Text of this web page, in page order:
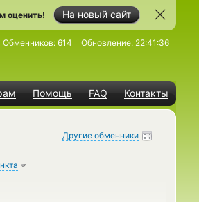
На новый сайт
оценить!
Помощь FAQ Контакты
Обменников: 614 Обновление: 22:41:36
Другие обменники